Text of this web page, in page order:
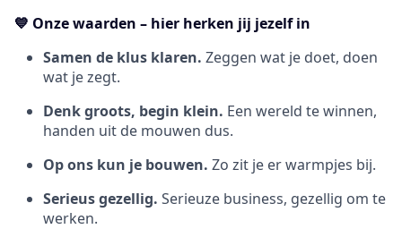
💙 Onze waarden – hier herken jij jezelf in
Samen de klus klaren. Zeggen wat je doet, doen
wat je zegt.
Denk groots, begin klein. Een wereld te winnen,
handen uit de mouwen dus.
Op ons kun je bouwen. Zo zit je er warmpjes bij.
Serieus gezellig. Serieuze business, gezellig om te
werken.